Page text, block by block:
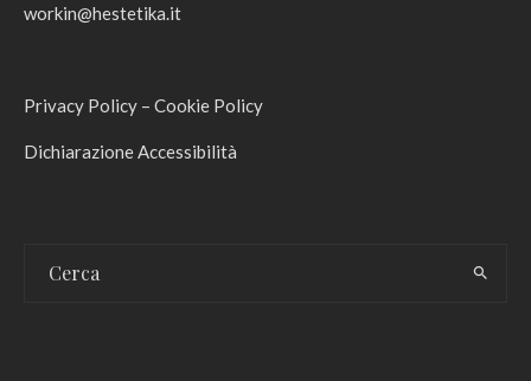
workin@hestetika.it
Privacy Policy – Cookie Policy
Dichiarazione Accessibilità